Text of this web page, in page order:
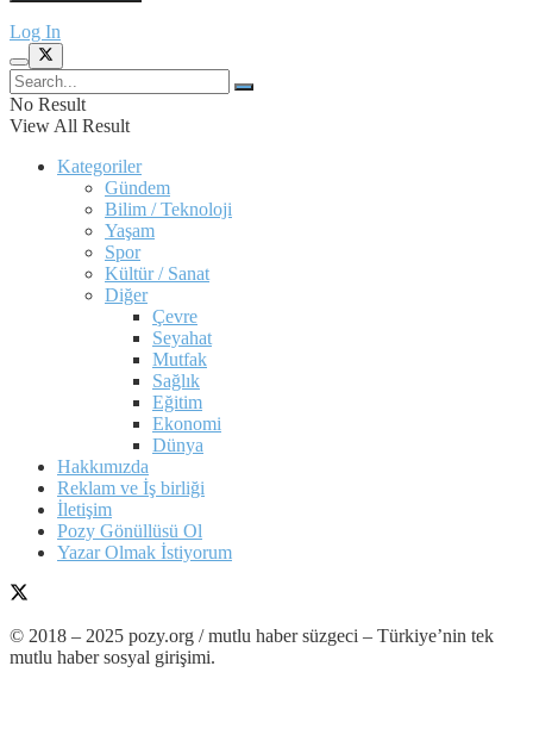
Log In
No Result
View All Result
Kategoriler
Gündem
Bilim / Teknoloji
Yaşam
Spor
Kültür / Sanat
Diğer
Çevre
Seyahat
Mutfak
Sağlık
Eğitim
Ekonomi
Dünya
Hakkımızda
Reklam ve İş birliği
İletişim
Pozy Gönüllüsü Ol
Yazar Olmak İstiyorum
© 2018 – 2025 pozy.org / mutlu haber süzgeci – Türkiye’nin tek
mutlu haber sosyal girişimi.